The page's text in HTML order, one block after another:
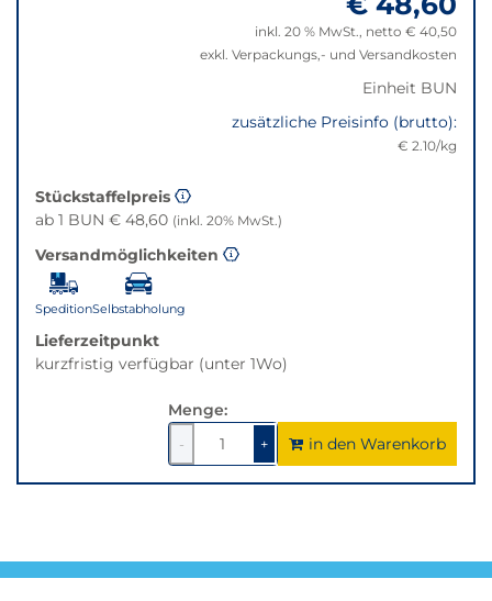
inkl. 20 % MwSt., netto € 40,50
exkl. Verpackungs,- und Versandkosten
Einheit BUN
zusätzliche Preisinfo (brutto):
€ 2.10/kg
Stückstaffelpreis
ab 1 BUN € 48,60 (inkl. 20% MwSt.)
Versandmöglichkeiten
SpeditionSelbstabholung
Lieferzeitpunkt
kurzfristig verfügbar (unter 1Wo)
Menge:
-
1
verringern
+1um
1
erhöhen
in den Warenkorb